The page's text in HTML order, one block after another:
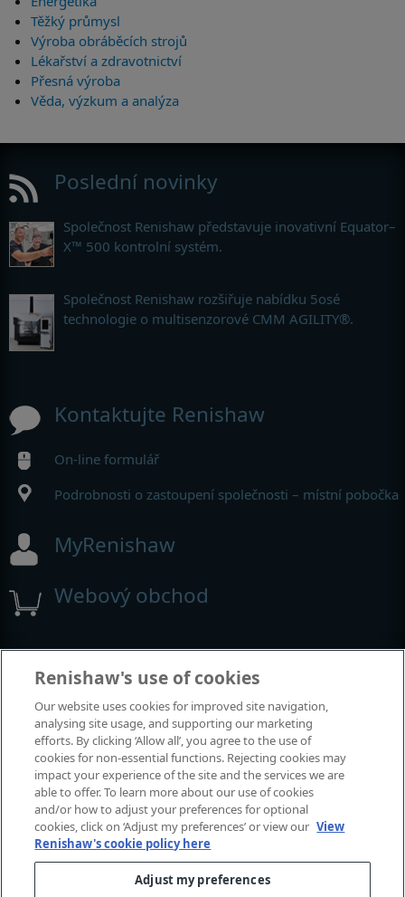
Těžký průmysl
Výroba obráběcích strojů
Lékařství a zdravotnictví
Přesná výroba
Věda, výzkum a analýza
Poslední novinky
Společnost Renishaw představuje inovativní Equator–
X™ 500 kontrolní systém.
Společnost Renishaw rozšiřuje nabídku 5osé
technologie o multisenzorové CMM AGILITY®.
Kontaktujte Renishaw
On-line formulář
Podrobnosti o zastoupení společnosti – místní pobočka
MyRenishaw
Webový obchod
Výstavy a konference
Akce, kterých se účastníme
Renishaw's use of cookies
Our website uses cookies for improved site navigation,
analysing site usage, and supporting our marketing
efforts. By clicking ‘Allow all’, you agree to the use of
cookies for non-essential functions. Rejecting cookies may
impact your experience of the site and the services we are
able to offer. To learn more about our use of cookies
and/or how to adjust your preferences for optional
cookies, click on ‘Adjust my preferences’ or view our View
Renishaw's cookie policy here
Adjust my preferences